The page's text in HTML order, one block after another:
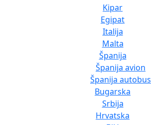
Kipar
Egipat
Italija
Malta
Španija
Španija avion
Španija autobus
Bugarska
Srbija
Hrvatska